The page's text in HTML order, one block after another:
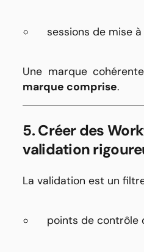
sessions de mise
Une marque
marque comprise.
5. Créer des
validation
La validation est un
points de contrôle